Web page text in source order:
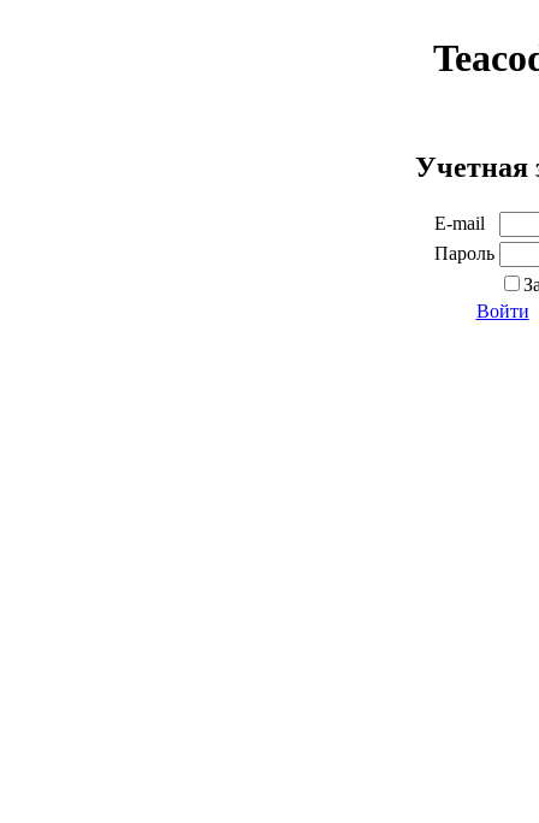
Учетная
E-mail
Пароль
Войти